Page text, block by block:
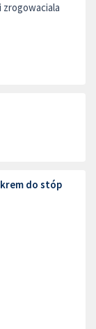
zrogowaciala
do stóp